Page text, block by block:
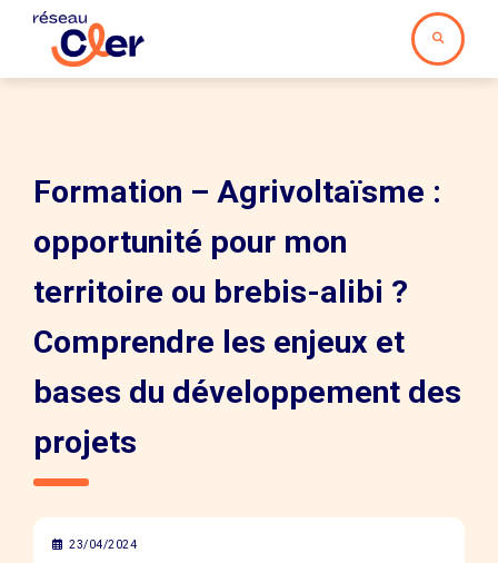
Formation – Agrivoltaïsme :
opportunité pour mon
territoire ou brebis-alibi ?
Comprendre les enjeux et
bases du développement des
projets
23/04/2024